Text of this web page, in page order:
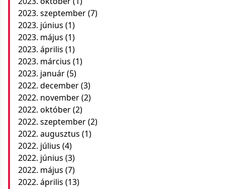
2023. szeptember(7)
2023. június (1)
2023. május (1)
2023. április (1)
2023. március (1)
2023. január(5)
2022. december(3)
2022. november(2)
2022. október(2)
2022. szeptember(2)
2022. augusztus (1)
2022. július (4)
2022. június (3)
2022. május (7)
2022. április (13)